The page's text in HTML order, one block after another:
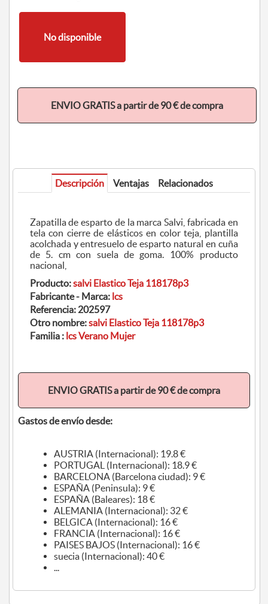
No disponible
ENVIO GRATIS a partir de 90 € de compra
Descripción Ventajas Relacionados
Zapatilla de esparto de la marca Salvi, fabricada en
tela con cierre de elásticos en color teja, plantilla
acolchada y entresuelo de esparto natural en cuña
de 5. cm con suela de goma. 100% producto
nacional,
Producto:salvi Elastico Teja 118178p3
Fabricante - Marca: lcs
Referencia: 202597
Otro nombre:salvi Elastico Teja 118178p3
Familia : lcs Verano Mujer
ENVIO GRATIS a partir de 90 € de compra
Gastos de envío desde:
AUSTRIA (Internacional): 19.8 €
PORTUGAL (Internacional): 18.9 €
BARCELONA (Barcelona ciudad): 9 €
ESPAÑA (Peninsula): 9 €
ESPAÑA (Baleares): 18 €
ALEMANIA (Internacional): 32 €
BELGICA (Internacional): 16 €
FRANCIA (Internacional): 16 €
PAISES BAJOS (Internacional): 16 €
suecia (Internacional): 40 €
...